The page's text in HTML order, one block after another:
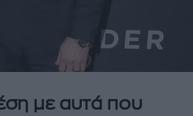
με αυτά που